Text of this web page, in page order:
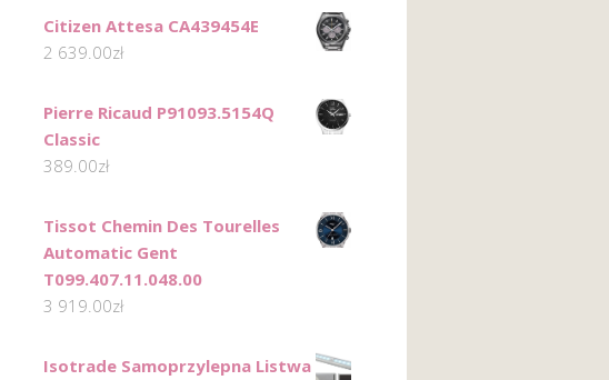
Citizen Attesa CA439454E
2 639.00zł
Pierre Ricaud P91093.5154Q
Classic
389.00zł
Tissot Chemin Des Tourelles
Automatic Gent
T099.407.11.048.00
3 919.00zł
Isotrade Samoprzylepna Listwa